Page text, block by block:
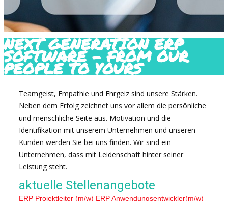
NEXT GENERATION ERP
SOFTWARE - FROM OUR
PEOPLE TO YOURS
Teamgeist, Empathie und Ehrgeiz sind unsere Stärken.
Neben dem Erfolg zeichnet uns vor allem die persönliche
und menschliche Seite aus. Motivation und die
Identifikation mit unserem Unternehmen und unseren
Kunden werden Sie bei uns finden. Wir sind ein
Unternehmen, dass mit Leidenschaft hinter seiner
Leistung steht.
aktuelle Stellenangebote
ERP Projektleiter (m/w) ERP Anwendungsentwickler(m/w)